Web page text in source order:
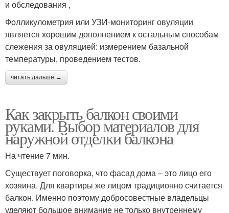
и обследования ,
Фолликулометрия или УЗИ-мониторинг овуляции
является хорошим дополнением к остальным способам
слежения за овуляцией: измерением базальной
температуры, проведением тестов.
читать дальше →
Как закрыть балкон своими
руками. Выбор материалов для
наружной отделки балкона
На чтение 7 мин.
Существует поговорка, что фасад дома – это лицо его
хозяина. Для квартиры же лицом традиционно считается
балкон. Именно поэтому добросовестные владельцы
уделяют большое внимание не только внутреннему